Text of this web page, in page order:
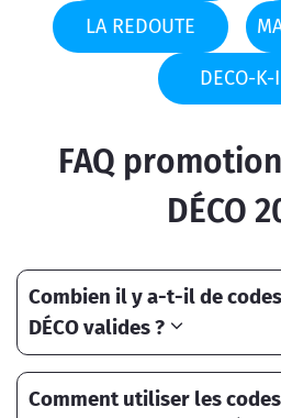
LA REDOUTE
DECO-K-
FAQ
DÉCO
Combien il y a-t-il de
DÉCO valides ?
Comment utiliser les